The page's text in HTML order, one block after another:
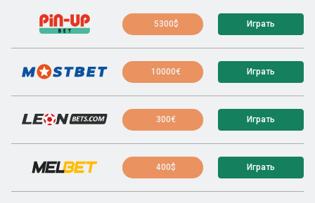
5300$ Играть
10000€ Играть
300€ Играть
400$ Играть